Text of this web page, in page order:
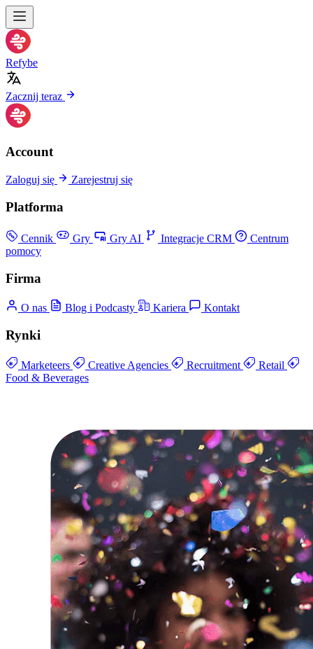
Refybe
Zacznij teraz
Account
Zaloguj się Zarejestruj się
Platforma
Cennik Gry Gry AI Integracje CRM
Centrum
pomocy
Firma
O nas Blog i Podcasty Kariera Kontakt
Rynki
Marketeers Creative Agencies Recruitment
Retail
Food & Beverages